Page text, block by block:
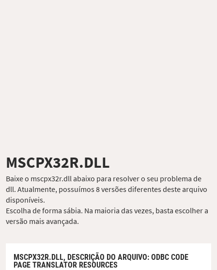
MSCPX32R.DLL
Baixe o mscpx32r.dll abaixo para resolver o seu problema de
dll. Atualmente, possuímos 8 versões diferentes deste arquivo
disponíveis.
Escolha de forma sábia. Na maioria das vezes, basta escolher a
versão mais avançada.
MSCPX32R.DLL, DESCRIÇÃO DO ARQUIVO: ODBC CODE
PAGE TRANSLATOR RESOURCES